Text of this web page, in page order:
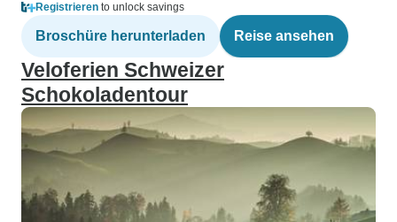
Registrieren to unlock savings
Broschüre herunterladen Reise ansehen
Veloferien Schweizer
Schokoladentour